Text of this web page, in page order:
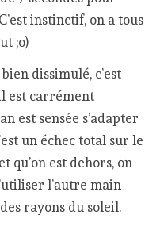
instinctif, on a tous
;o)
dissimulé, c’est
est carrément
est sensée s’adapter
un échec total sur le
qu’on est dehors, on
l’autre main
rayons du soleil.